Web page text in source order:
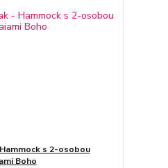
s 2-osobou
Boho